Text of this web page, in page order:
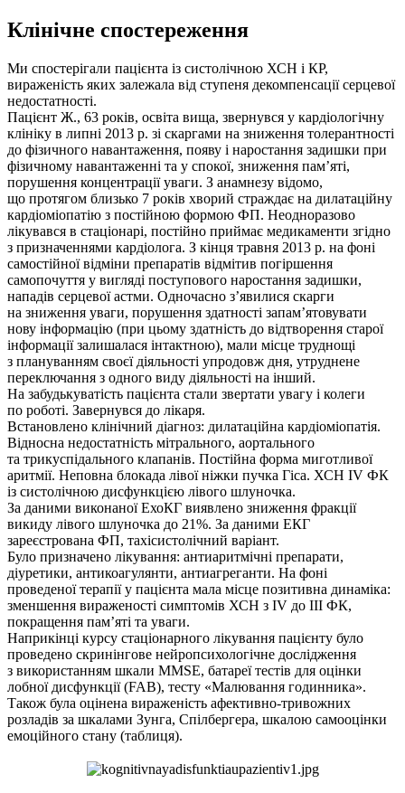
Клінічне спостереження
Ми спостерігали пацієнта із систолічною ХСН і КР,
вираженість яких залежала від ступеня декомпенсації серцевої
недостатності.
Пацієнт Ж., 63 років, освіта вища, звернувся у кардіологічну
клініку в липні 2013 р. зі скаргами на зниження толерантності
до фізичного навантаження, появу і наростання задишки при
фізичному навантаженні та у спокої, зниження пам’яті,
порушення концентрації уваги. З анамнезу відомо,
що протягом близько 7 років хворий страждає на дилатаційну
кардіоміопатію з постійною формою ФП. Неодноразово
лікувався в стаціонарі, постійно приймає медикаменти згідно
з призначеннями кардіолога. З кінця травня 2013 р. на фоні
самостійної відміни препаратів відмітив погіршення
самопочуття у вигляді поступового наростання задишки,
нападів серцевої астми. Одночасно з’явилися скарги
на зниження уваги, порушення здатності запам’ятовувати
нову інформацію (при цьому здатність до відтворення старої
інформації залишалася інтактною), мали місце труднощі
з плануванням своєї діяльності упродовж дня, утруднене
переключання з одного виду діяльності на інший.
На забудькуватість пацієнта стали звертати увагу і колеги
по роботі. Завернувся до лікаря.
Встановлено клінічний діагноз: дилатаційна кардіоміопатія.
Відносна недостатність мітрального, аортального
та трикуспідального клапанів. Постійна форма миготливої
аритмії. Неповна блокада лівої ніжки пучка Гіса. ХСН IV ФК
із систолічною дисфункцією лівого шлуночка.
За даними виконаної ЕхоКГ виявлено зниження фракції
викиду лівого шлуночка до 21%. За даними ЕКГ
зареєстрована ФП, тахісистолічний варіант.
Було призначено лікування: антиаритмічні препарати,
діуретики, антикоагулянти, антиагреганти. На фоні
проведеної терапії у пацієнта мала місце позитивна динаміка:
зменшення вираженості симптомів ХСН з IV до ІІІ ФК,
покращення пам’яті та уваги.
Наприкінці курсу стаціонарного лікування пацієнту було
проведено скринінгове нейропсихологічне дослідження
з використанням шкали MMSE, батареї тестів для оцінки
лобної дисфункції (FAB), тесту «Малювання годинника».
Також була оцінена вираженість афективно-тривожних
розладів за шкалами Зунга, Спілбергера, шкалою самооцінки
емоційного стану (таблиця).